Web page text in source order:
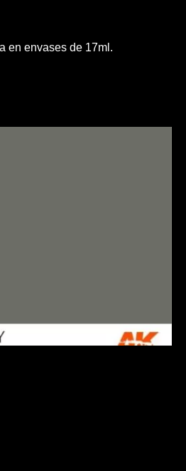
en envases de 17ml.